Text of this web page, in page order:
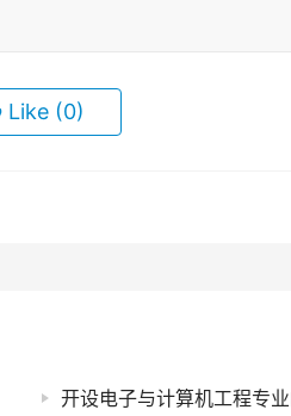
Like (0)
开设电子与计算机工程专